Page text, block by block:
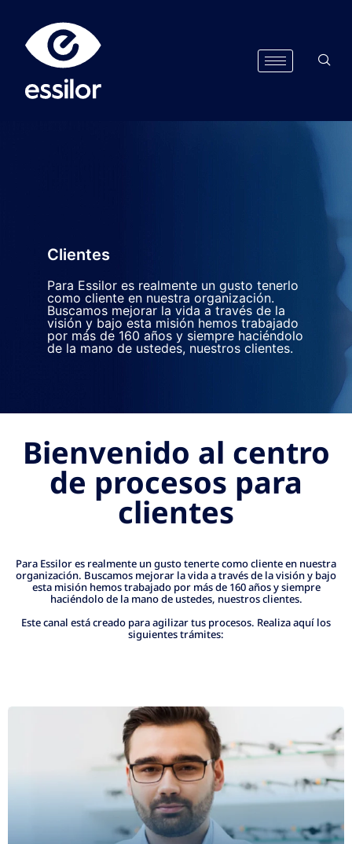
Clientes
Para Essilor es realmente un gusto tenerlo
como cliente en nuestra organización.
Buscamos mejorar la vida a través de la
visión y bajo esta misión hemos trabajado
por más de 160 años y siempre haciéndolo
de la mano de ustedes, nuestros clientes.
Bienvenido al centro
de procesos para
clientes
Para Essilor es realmente un gusto tenerte como cliente en nuestra
organización. Buscamos mejorar la vida a través de la visión y bajo
esta misión hemos trabajado por más de 160 años y siempre
haciéndolo de la mano de ustedes, nuestros clientes.
Este canal está creado para agilizar tus procesos. Realiza aquí los
siguientes trámites: